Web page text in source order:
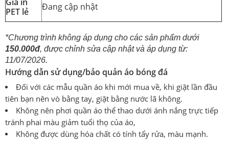
PET lẻ
Đang cập nhật
*Chương trình không áp dụng cho các sản phẩm dưới
150.000đ, được chỉnh sửa cập nhật và áp dụng từ:
11/07/2026.
Hướng dẫn sử dụng/bảo quản áo bóng đá
Đối với các mẫu quần áo khi mới mua về, khi giặt lần đầu
tiên bạn nên vò bằng tay, giặt bằng nước lã không.
Không nên phơi quần áo thể thao dưới ánh nắng trực tiếp
tránh phai màu giảm tuổi thọ của áo,
Không được dùng hóa chất có tính tẩy rửa, màu mạnh.